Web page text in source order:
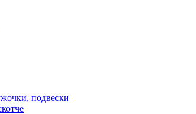
подвески